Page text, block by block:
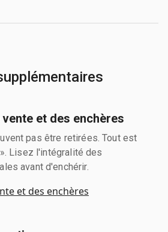
et des enchères
pas être retirées. Tout est
Lisez l'intégralité des
avant d'enchérir.
et des enchères